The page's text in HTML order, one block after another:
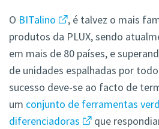
O BITalino
, é talvez o mais
produtos da PLUX, sendo
em mais de 80 países, e
de unidades espalhadas por
sucesso deve-se ao facto de
um conjunto de ferramentas
diferenciadoras
que